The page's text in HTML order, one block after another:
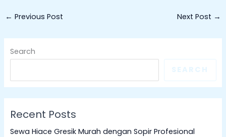
← Previous Post Next Post →
Search
SEARCH
Recent Posts
Sewa Hiace Gresik Murah dengan Sopir Profesional